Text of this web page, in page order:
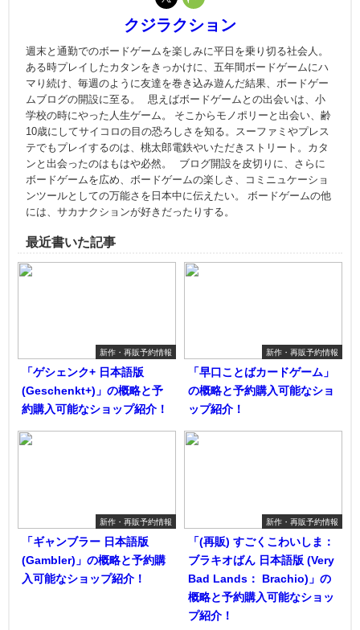
クジラクション
週末と通勤でのボードゲームを楽しみに平日を乗り切る社会人。
ある時プレイしたカタンをきっかけに、五年間ボードゲームにハ
マり続け、毎週のように友達を巻き込み遊んだ結果、ボードゲー
ムブログの開設に至る。 思えばボードゲームとの出会いは、小
学校の時にやった人生ゲーム。 そこからモノポリーと出会い、齢
10歳にしてサイコロの目の恐ろしさを知る。スーファミやプレス
テでもプレイするのは、桃太郎電鉄やいただきストリート。カタ
ンと出会ったのはもはや必然。 ブログ開設を皮切りに、さらに
ボードゲームを広め、ボードゲームの楽しさ、コミニュケーショ
ンツールとしての万能さを日本中に伝えたい。 ボードゲームの他
には、サカナクションが好きだったりする。
最近書いた記事
新作・再販予約情報
「ゲシェンク+ 日本語版
(Geschenkt+)」の概略と予
約購入可能なショップ紹介！
新作・再販予約情報
「早口ことばカードゲーム」
の概略と予約購入可能なショ
ップ紹介！
新作・再販予約情報
「ギャンブラー 日本語版
(Gambler)」の概略と予約購
入可能なショップ紹介！
新作・再販予約情報
「(再販) すごくこわいしま：
ブラキオばん 日本語版 (Very
Bad Lands： Brachio)」の
概略と予約購入可能なショッ
プ紹介！